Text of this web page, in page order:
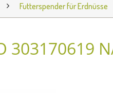
Futterspender für Erdnüsse
303170619